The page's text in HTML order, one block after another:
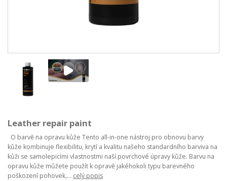
Leather repair paint
O barvě na opravu kůže Tento all-in-one nástroj pro obnovu barvy
kůže kombinuje flexibilitu, krytí a kvalitu našeho standardního barviva na
kůži se samolepicími vlastnostmi naší povrchové úpravy kůže. Barvu na
opravu kůže můžete použít k opravě jakéhokoli typu barevného
poškození pohovek,... celý popis